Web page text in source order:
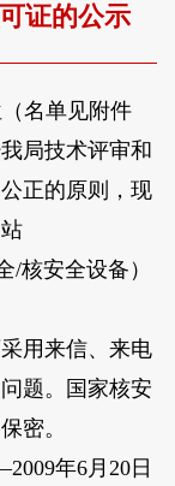
证的公示
名单见附件
局技术评审和
正的原则，现
/核安全设备）
用来信、来电
题。国家核安
密。
年6月20日